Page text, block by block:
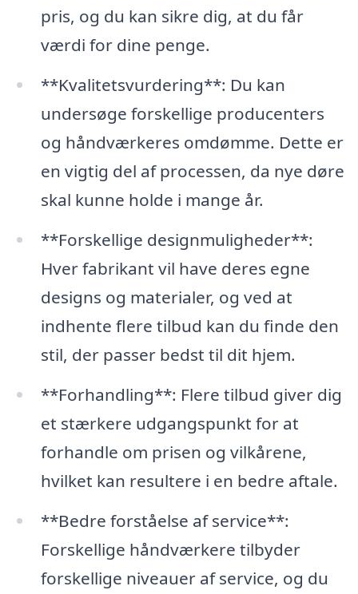
pris, og du kan sikre dig, at du får
værdi for dine penge.
**Kvalitetsvurdering**: Du kan
undersøge forskellige producenters
og håndværkeres omdømme. Dette er
en vigtig del af processen, da nye døre
skal kunne holde i mange år.
**Forskellige designmuligheder**:
Hver fabrikant vil have deres egne
designs og materialer, og ved at
indhente flere tilbud kan du finde den
stil, der passer bedst til dit hjem.
**Forhandling**: Flere tilbud giver dig
et stærkere udgangspunkt for at
forhandle om prisen og vilkårene,
hvilket kan resultere i en bedre aftale.
**Bedre forståelse af service**:
Forskellige håndværkere tilbyder
forskellige niveauer af service, og du